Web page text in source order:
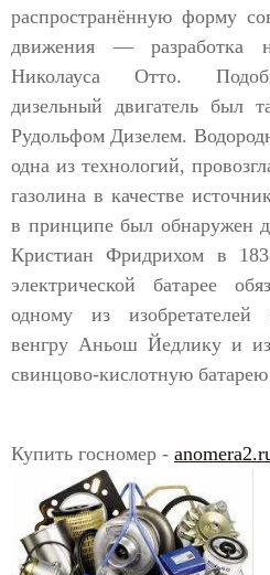
распространённую форму
движения — разработка
Николауса Отто.
дизельный двигатель был
Рудольфом Дизелем.
одна из технологий,
газолина в качестве
в принципе был обнаружен
Кристиан Фридрихом в
электрической батарее
одному из изобретателей
венгру Аньош Йедлику и
свинцово-кислотную
Купить госномер -